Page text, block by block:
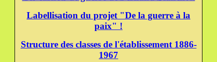
Labellisation du projet "De la guerre à la
paix" !
Structure des classes de l'établissement 1886-
1967